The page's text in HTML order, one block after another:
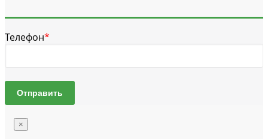
Телефон*
Отправить
×